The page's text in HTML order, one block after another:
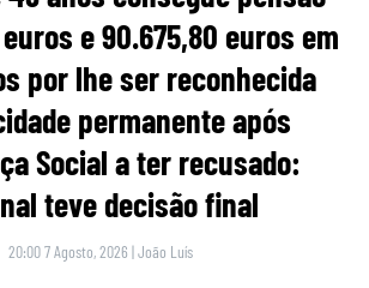
e 90.675,80 euros em
por lhe ser reconhecida
permanente após
Social a ter recusado:
teve decisão final
20:00 7 Agosto, 2026 |João Luís